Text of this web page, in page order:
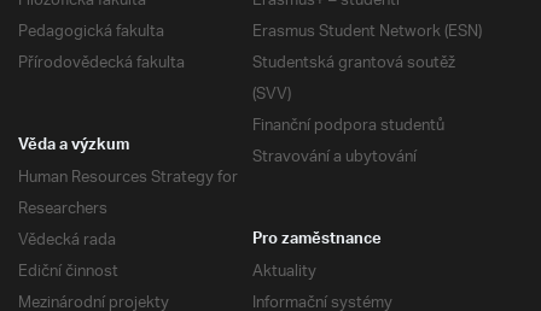
Pedagogická fakulta
Přírodovědecká fakulta
Erasmus Student Network (ESN)
Studentská grantová soutěž
(SVV)
Finanční podpora studentů
Stravování a ubytování
Věda a výzkum
Human Resources Strategy for
Researchers
Vědecká rada
Ediční činnost
Mezinárodní projekty
Pro zaměstnance
Aktuality
Informační systémy